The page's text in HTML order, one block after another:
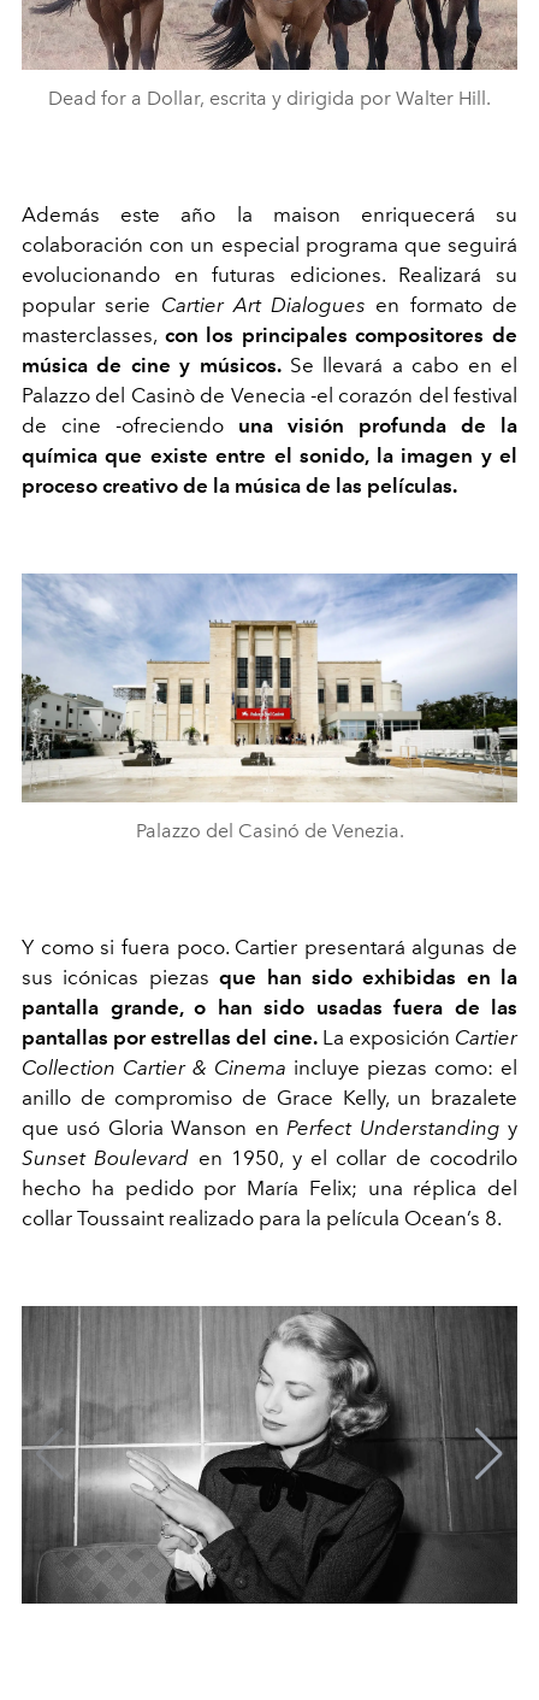
Dead for a Dollar, escrita y dirigida por Walter Hill.
Además este año la maison enriquecerá su
colaboración con un especial programa que seguirá
evolucionando en futuras ediciones. Realizará su
popular serie Cartier ArtDialogues en formato de
masterclasses, con los principales compositores de
música de cine y músicos.Se llevará a cabo en el
Palazzo del Casinòde Venecia -el corazón del festival
de cine -ofreciendo una visión profunda de la
química que existe entre el sonido, la imagen y el
proceso creativo de la música de las películas.
Palazzo del Casinó de Venezia.
Y como si fuera poco. Cartier presentará algunas de
sus icónicas piezasque han sido exhibidas en la
pantalla grande, o han sido usadas fuera de las
pantallas por estrellas del cine.La exposición Cartier
Collection Cartier & Cinema incluye piezas como: el
anillo de compromiso de Grace Kelly, un brazalete
que usó GloriaWanson en Perfect Understanding y
SunsetBoulevard en 1950, y el collar de cocodrilo
hecho ha pedido por María Felix; una réplica del
collar Toussaintrealizado para la película Ocean’s 8.